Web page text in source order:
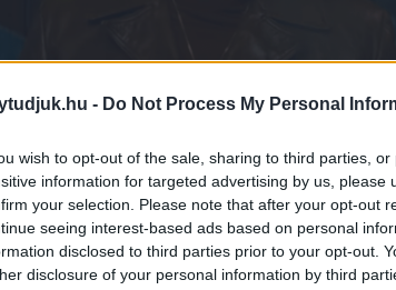
- Do Not Process My Personal
wish to opt-out of the sale, sharing to third parties,
information for targeted advertising by us, please
your selection. Please note that after your opt-out
seeing interest-based ads based on personal
disclosed to third parties prior to your opt-out.
disclosure of your personal information by third